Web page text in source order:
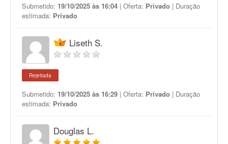
Submetido: 19/10/2025 às 16:04 | Oferta: Privado | Duração
estimada: Privado
Liseth S.
Rejeitada
Submetido: 19/10/2025 às 16:29 | Oferta: Privado | Duração
estimada: Privado
Douglas L.